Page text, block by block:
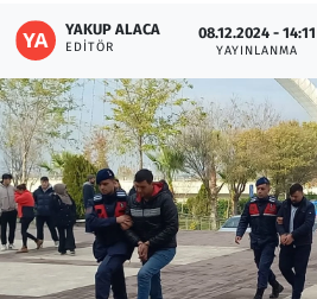
YAKUP ALACA
EDITÖR
08.12.2024 - 14:11
YAYINLANMA
Lezzet Durağı
Memur ve Kamu
Otomobil
Oyun
Ramazan